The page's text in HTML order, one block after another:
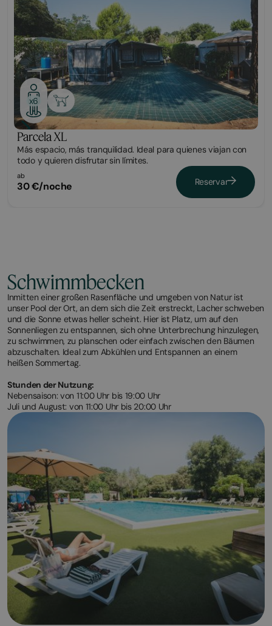
x6
Parcela XL
Más espacio, más tranquilidad. Ideal para quienes viajan con
todo y quieren disfrutar sin límites.
ab
30 €/noche Reservar
Schwimmbecken
Inmitten einer großen Rasenfläche und umgeben von Natur ist
unser Pool der Ort, an dem sich die Zeit erstreckt, Lacher schweben
und die Sonne etwas heller scheint. Hier ist Platz, um auf den
Sonnenliegen zu entspannen, sich ohne Unterbrechung hinzulegen,
zu schwimmen, zu planschen oder einfach zwischen den Bäumen
abzuschalten. Ideal zum Abkühlen und Entspannen an einem
heißen Sommertag.
Stunden der Nutzung:
Nebensaison: von 11:00 Uhr bis 19:00 Uhr
Juli und August: von 11:00 Uhr bis 20:00 Uhr